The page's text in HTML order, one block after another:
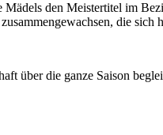
den Meistertitel im
die
über die ganze Saison